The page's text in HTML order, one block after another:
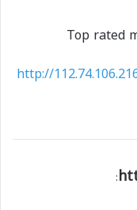
Top rated
http://
: